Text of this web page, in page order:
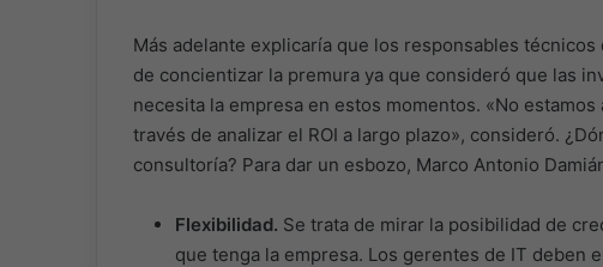
Más adelante explicaría que los responsables
de concientizar la premura ya que consideró que las
necesita la empresa en estos momentos. «No
través de analizar el ROI a largo plazo», consideró.
consultoría? Para dar un esbozo, Marco Antonio
Flexibilidad. Se trata de mirar la posibilidad de
que tenga la empresa. Los gerentes de IT deben